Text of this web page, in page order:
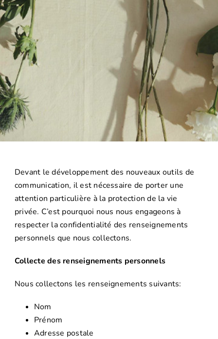
Devant le développement des nouveaux outils de
communication, il est nécessaire de porter une
attention particulière à la protection de la vie
privée. C’est pourquoi nous nous engageons à
respecter la confidentialité des renseignements
personnels que nous collectons.
Collecte des renseignements personnels
Nous collectons les renseignements suivants:
Nom
Prénom
Adresse postale